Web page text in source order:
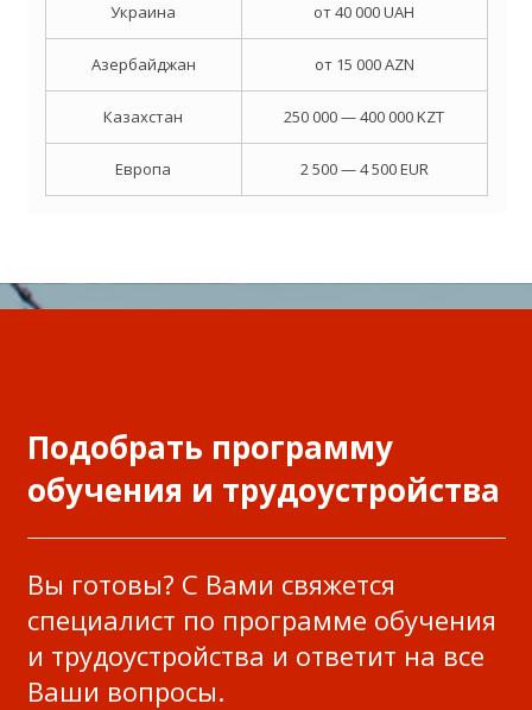
Украина от 40 000 UAH
Азербайджан от 15 000 AZN
Казахстан 250 000 — 400 000 KZT
Европа 2 500 — 4 500 EUR
Подобрать программу
обучения и трудоустройства
Вы готовы? С Вами свяжется
специалист по программе обучения
и трудоустройства и ответит на все
Ваши вопросы.